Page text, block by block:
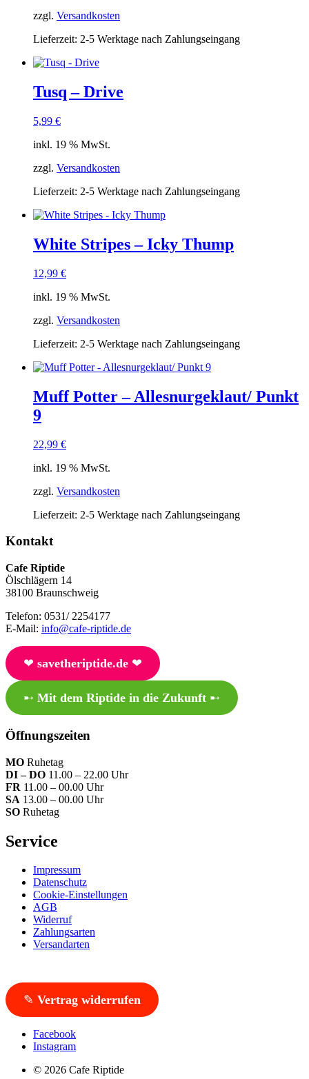
zzgl. Versandkosten
Lieferzeit: 2-5 Werktage nach Zahlungseingang
Tusq – Drive
5,99 €
inkl. 19 % MwSt.
zzgl. Versandkosten
Lieferzeit: 2-5 Werktage nach Zahlungseingang
White Stripes – Icky Thump
12,99 €
inkl. 19 % MwSt.
zzgl. Versandkosten
Lieferzeit: 2-5 Werktage nach Zahlungseingang
Muff Potter – Allesnurgeklaut/ Punkt
9
22,99 €
inkl. 19 % MwSt.
zzgl. Versandkosten
Lieferzeit: 2-5 Werktage nach Zahlungseingang
Kontakt
Cafe Riptide
Ölschlägern 14
38100 Braunschweig
Telefon: 0531/ 2254177
E-Mail: info@cafe-riptide.de
❤︎ savetheriptide.de❤︎
➸ Mit dem Riptide in die Zukunft➸
Öffnungszeiten
MO Ruhetag
DI – DO 11.00 – 22.00 Uhr
FR 11.00 – 00.00 Uhr
SA 13.00 – 00.00 Uhr
SO Ruhetag
Service
Impressum
Datenschutz
Cookie-Einstellungen
AGB
Widerruf
Zahlungsarten
Versandarten
✎ Vertrag widerrufen
Facebook
Instagram
© 2026 Cafe Riptide